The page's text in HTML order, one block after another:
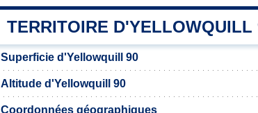
TERRITOIRE D'YELLOWQUILL
Superficie d'Yellowquill 90
Altitude d'Yellowquill 90
Coordonnées géographiques